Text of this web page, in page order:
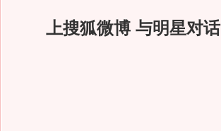
上搜狐微博 与明星对话